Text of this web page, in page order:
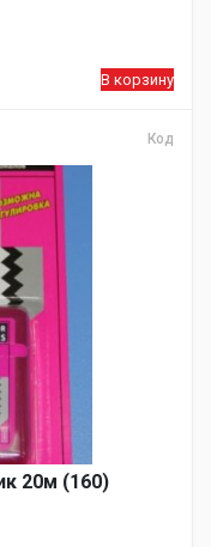
В корзину
Код
20м (160)